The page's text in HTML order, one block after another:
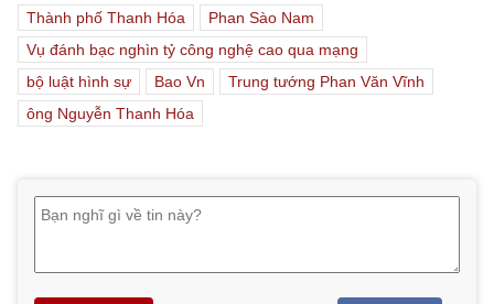
Thành phố Thanh Hóa
Phan Sào Nam
Vụ đánh bạc nghìn tỷ công nghệ cao qua mạng
bộ luật hình sự
Bao Vn
Trung tướng Phan Văn Vĩnh
ông Nguyễn Thanh Hóa